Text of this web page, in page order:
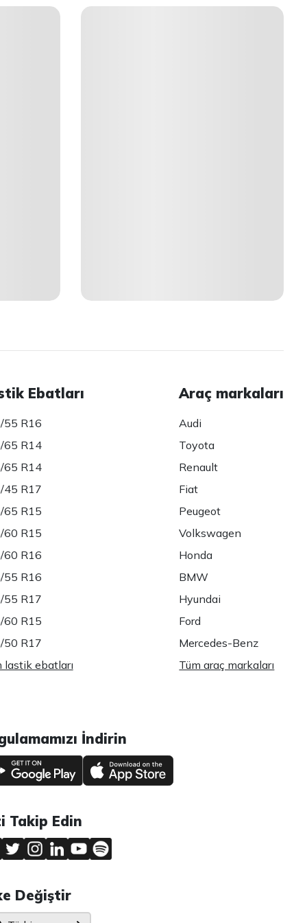
Ebatları
55 R16
65 R14
65 R14
45 R17
65 R15
60 R15
60 R16
55 R16
55 R17
60 R15
50 R17
lastik ebatları
Araç markaları
Audi
Toyota
Renault
Fiat
Peugeot
Volkswagen
Honda
BMW
Hyundai
Ford
Mercedes-Benz
Tüm araç markaları
İndirin
Takip Edin
Değiştir